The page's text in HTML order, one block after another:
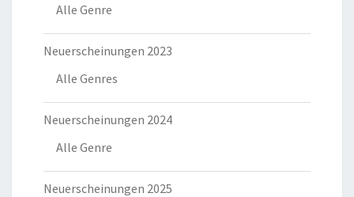
Alle Genre
Neuerscheinungen 2023
Alle Genres
Neuerscheinungen 2024
Alle Genre
Neuerscheinungen 2025